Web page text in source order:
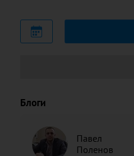
Блоги
Павел
Поленов